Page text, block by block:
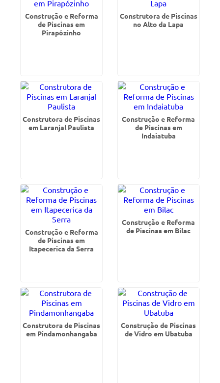
Construção e Reforma
de Piscinas em
Pirapózinho
Construtora de Piscinas
no Alto da Lapa
Construtora de Piscinas
em Laranjal Paulista
Construção e Reforma
de Piscinas em
Indaiatuba
Construção e Reforma
de Piscinas em
Itapecerica da Serra
Construção e Reforma
de Piscinas em Bilac
Construtora de Piscinas
em Pindamonhangaba
Construção de Piscinas
de Vidro em Ubatuba